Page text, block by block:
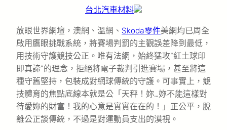
台北汽車材料
放眼世界網壇，澳網、溫網、 Skoda零件美網均已周全
啟用鷹眼挑戰系統，將賽場判罰的主觀誤差降到最低，
用技術守護競技公正。唯有法網，始終猛攻“紅土球印
即真諦”的理念，拒絕將電子裁判引進賽場，甚至將這
種守舊堅持，包裝成對網球傳統的守護。可事實上，競
技體育的焦點底線本就是公「天秤！妳…妳不能這樣對
待愛妳的財富！我的心意是實實在在的！」正公平，脫
離公正談傳統，不過是對運動員支出的漠視。